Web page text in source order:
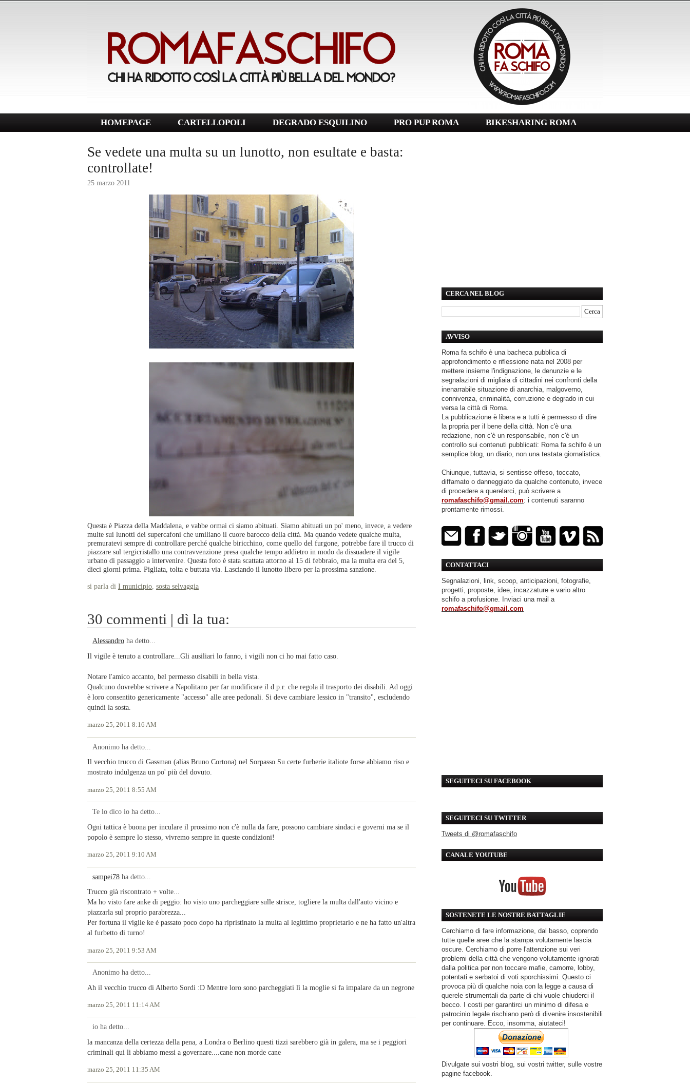
HOMEPAGE CARTELLOPOLI DEGRADO ESQUILINO PRO PUP ROMA BIKESHARING ROMA
Se vedete una multa su un lunotto, non esultate e basta:
controllate!
25 marzo 2011
Questa è Piazza della Maddalena, e vabbe ormai ci siamo abituati. Siamo abituati un po' meno, invece, a vedere
multe sui lunotti dei supercafoni che umiliano il cuore barocco della città. Ma quando vedete qualche multa,
premuratevi sempre di controllare perché qualche biricchino, come quello del furgone, potrebbe fare il trucco di
piazzare sul tergicristallo una contravvenzione presa qualche tempo addietro in modo da dissuadere il vigile
urbano di passaggio a intervenire. Questa foto è stata scattata attorno al 15 di febbraio, ma la multa era del 5,
dieci giorni prima. Pigliata, tolta e buttata via. Lasciando il lunotto libero per la prossima sanzione.
si parla di I municipio, sosta selvaggia
30 commenti | dì la tua:
Alessandro ha detto...
Il vigile è tenuto a controllare...Gli ausiliari lo fanno, i vigili non ci ho mai fatto caso.
Notare l'amico accanto, bel permesso disabili in bella vista.
Qualcuno dovrebbe scrivere a Napolitano per far modificare il d.p.r. che regola il trasporto dei disabili. Ad oggi
è loro consentito genericamente "accesso" alle aree pedonali. Si deve cambiare lessico in "transito", escludendo
quindi la sosta.
marzo 25, 2011 8:16 AM
Anonimo ha detto...
Il vecchio trucco di Gassman (alias Bruno Cortona) nel Sorpasso.Su certe furberie italiote forse abbiamo riso e
mostrato indulgenza un po' più del dovuto.
marzo 25, 2011 8:55 AM
Te lo dico io ha detto...
Ogni tattica è buona per inculare il prossimo non c'è nulla da fare, possono cambiare sindaci e governi ma se il
popolo è sempre lo stesso, vivremo sempre in queste condizioni!
marzo 25, 2011 9:10 AM
sampei78 ha detto...
Trucco già riscontrato + volte...
Ma ho visto fare anke di peggio: ho visto uno parcheggiare sulle strisce, togliere la multa dall'auto vicino e
piazzarla sul proprio parabrezza...
Per fortuna il vigile ke è passato poco dopo ha ripristinato la multa al legittimo proprietario e ne ha fatto un'altra
al furbetto di turno!
marzo 25, 2011 9:53 AM
Anonimo ha detto...
Ah il vecchio trucco di Alberto Sordi :D Mentre loro sono parcheggiati lì la moglie si fa impalare da un negrone
marzo 25, 2011 11:14 AM
io ha detto...
la mancanza della certezza della pena, a Londra o Berlino questi tizzi sarebbero già in galera, ma se i peggiori
criminali qui li abbiamo messi a governare....cane non morde cane
marzo 25, 2011 11:35 AM
CERCA NEL BLOG
AVVISO
Roma fa schifo è una bacheca pubblica di
approfondimento e riflessione nata nel 2008 per
mettere insieme l'indignazione, le denunzie e le
segnalazioni di migliaia di cittadini nei confronti della
inenarrabile situazione di anarchia, malgoverno,
connivenza, criminalità, corruzione e degrado in cui
versa la città di Roma.
La pubblicazione è libera e a tutti è permesso di dire
la propria per il bene della città. Non c'è una
redazione, non c'è un responsabile, non c'è un
controllo sui contenuti pubblicati: Roma fa schifo è un
semplice blog, un diario, non una testata giornalistica.
Chiunque, tuttavia, si sentisse offeso, toccato,
diffamato o danneggiato da qualche contenuto, invece
di procedere a querelarci, può scrivere a
romafaschifo@gmail.com: i contenuti saranno
prontamente rimossi.
CONTATTACI
Segnalazioni, link, scoop, anticipazioni, fotografie,
progetti, proposte, idee, incazzature e vario altro
schifo a profusione. Inviaci una mail a
romafaschifo@gmail.com
SEGUITECI SU FACEBOOK
SEGUITECI SU TWITTER
Tweets di @romafaschifo
CANALE YOUTUBE
SOSTENETE LE NOSTRE BATTAGLIE
Cerchiamo di fare informazione, dal basso, coprendo
tutte quelle aree che la stampa volutamente lascia
oscure. Cerchiamo di porre l'attenzione sui veri
problemi della città che vengono volutamente ignorati
dalla politica per non toccare mafie, camorre, lobby,
potentati e serbatoi di voti sporchissimi. Questo ci
provoca più di qualche noia con la legge a causa di
querele strumentali da parte di chi vuole chiuderci il
becco. I costi per garantirci un minimo di difesa e
patrocinio legale rischiano però di divenire insostenibili
per continuare. Ecco, insomma, aiutateci!
Divulgate sui vostri blog, sui vostri twitter, sulle vostre
pagine facebook.